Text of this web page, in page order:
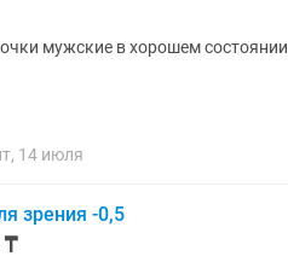
мужские в хорошем состоянии
14 июля
зрения -0,5
₸